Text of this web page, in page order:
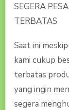
SEGERA
TERBATAS
Saat ini
kami cukup
terbatas
yang ingin
segera